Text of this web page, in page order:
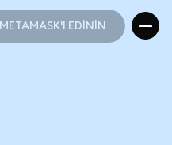
METAMASK'I EDİNİN